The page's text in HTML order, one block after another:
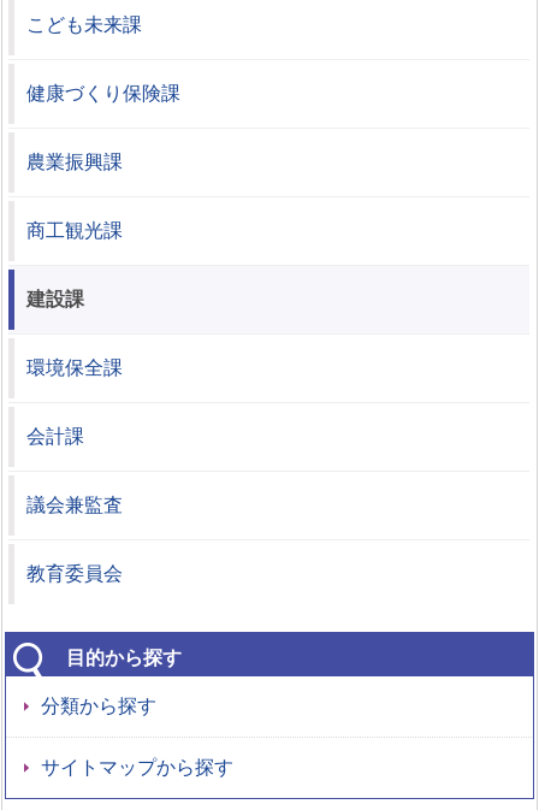
こども未来課
健康づくり保険課
農業振興課
商工観光課
建設課
環境保全課
会計課
議会兼監査
教育委員会
目的から探す
分類から探す
サイトマップから探す